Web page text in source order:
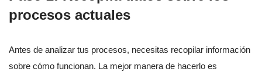
procesos actuales
Antes de analizar tus procesos, necesitas recopilar información
sobre cómo funcionan. La mejor manera de hacerlo es